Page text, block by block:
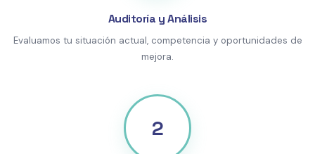
Auditoría y Análisis
Evaluamos tu situación actual, competencia y oportunidades de
mejora.
2